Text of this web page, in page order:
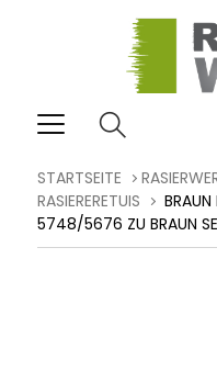
STARTSEITE
RASIERERETUIS
BRAUN
5748/5676 ZU BRAUN